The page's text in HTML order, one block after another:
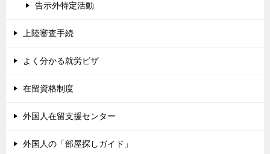
告示外特定活動
上陸審査手続
よく分かる就労ビザ
在留資格制度
外国人在留支援センター
外国人の「部屋探しガイド」